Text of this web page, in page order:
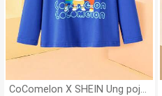
CoComelon X SHEIN Ung pojk